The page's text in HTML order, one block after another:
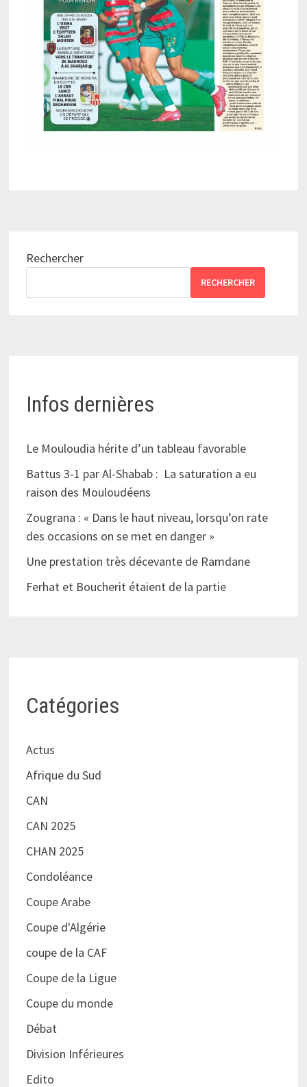
Rechercher
RECHERCHER
Infos dernières
Le Mouloudia hérite d’un tableau favorable
Battus 3-1 par Al-Shabab : La saturation a eu
raison des Mouloudéens
Zougrana : « Dans le haut niveau, lorsqu’on rate
des occasions on se met en danger »
Une prestation très décevante de Ramdane
Ferhat et Boucherit étaient de la partie
Catégories
Actus
Afrique du Sud
CAN
CAN 2025
CHAN 2025
Condoléance
Coupe Arabe
Coupe d'Algérie
coupe de la CAF
Coupe de la Ligue
Coupe du monde
Débat
Division Inférieures
Edito